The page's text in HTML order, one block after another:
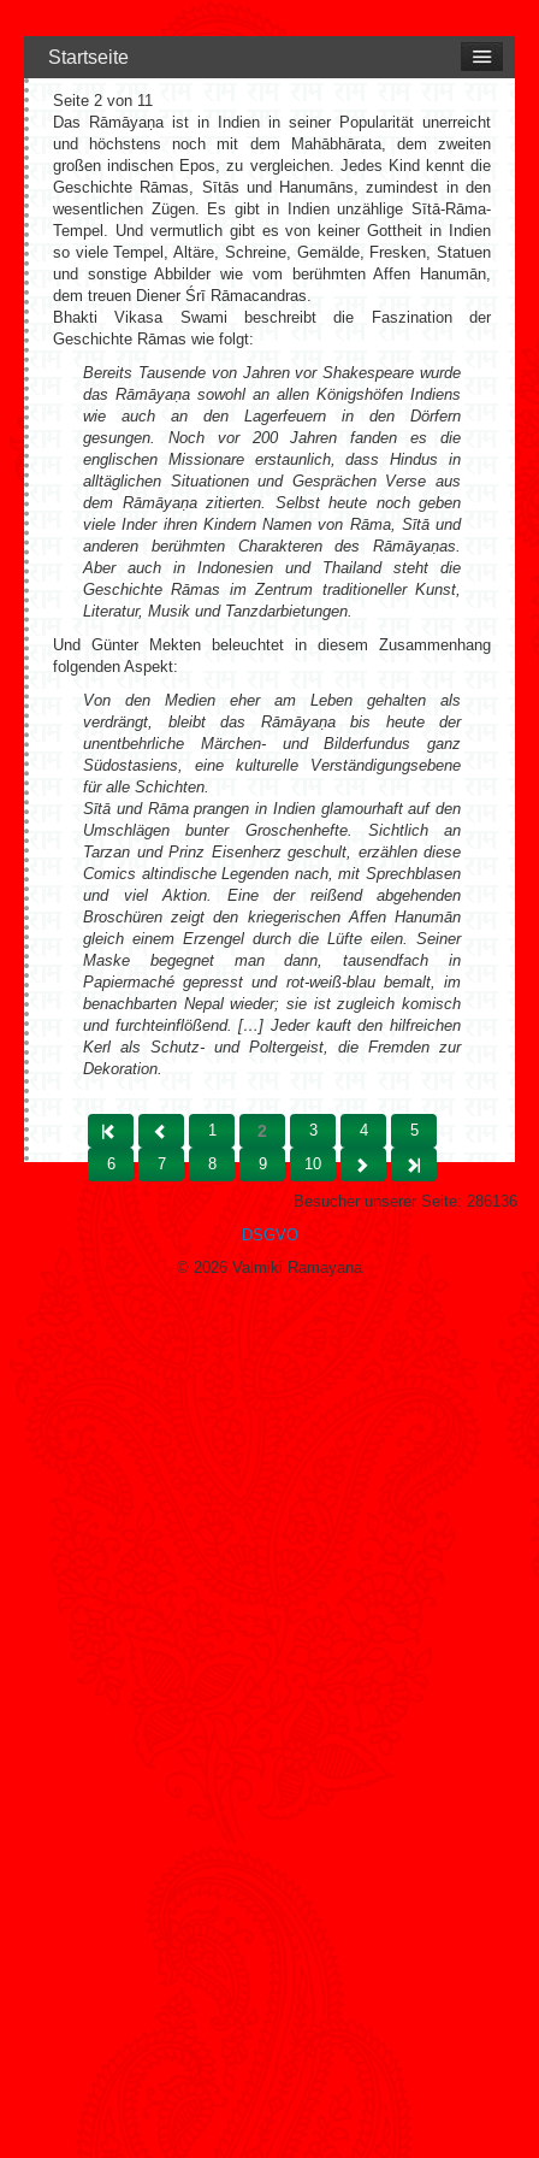
Startseite
Seite 2 von 11
Das Rāmāyaṇa ist in Indien in seiner Popularität unerreicht
und höchstens noch mit dem Mahābhārata, dem zweiten
großen indischen Epos, zu vergleichen. Jedes Kind kennt die
Geschichte Rāmas, Sītās und Hanumāns, zumindest in den
wesentlichen Zügen. Es gibt in Indien unzählige Sītā-Rāma-
Tempel. Und vermutlich gibt es von keiner Gottheit in Indien
so viele Tempel, Altäre, Schreine, Gemälde, Fresken, Statuen
und sonstige Abbilder wie vom berühmten Affen Hanumān,
dem treuen Diener Śrī Rāmacandras.
Bhakti Vikasa Swami beschreibt die Faszination der
Geschichte Rāmas wie folgt:
Bereits Tausende von Jahren vor Shakespeare wurde
das Rāmāyaṇa sowohl an allen Königshöfen Indiens
wie auch an den Lagerfeuern in den Dörfern
gesungen. Noch vor 200 Jahren fanden es die
englischen Missionare erstaunlich, dass Hindus in
alltäglichen Situationen und Gesprächen Verse aus
dem Rāmāyaṇa zitierten. Selbst heute noch geben
viele Inder ihren Kindern Namen von Rāma, Sītā und
anderen berühmten Charakteren des Rāmāyaṇas.
Aber auch in Indonesien und Thailand steht die
Geschichte Rāmas im Zentrum traditioneller Kunst,
Literatur, Musik und Tanzdarbietungen.
Und Günter Mekten beleuchtet in diesem Zusammenhang
folgenden Aspekt:
Von den Medien eher am Leben gehalten als
verdrängt, bleibt das Rāmā­yaṇa bis heute der
unentbehrliche Märchen- und Bilderfundus ganz
Südostasiens, eine kulturelle Verständigungsebene
für alle Schichten.
Sītā und Rāma prangen in Indien glamourhaft auf den
Umschlägen bunter Groschenhefte. Sichtlich an
Tarzan und Prinz Eisenherz geschult, erzählen diese
Comics altindische Legenden nach, mit Sprechblasen
und viel Aktion. Eine der reißend abgehenden
Broschüren zeigt den kriegerischen Affen Hanumān
gleich einem Erzengel durch die Lüfte eilen. Seiner
Maske begegnet man dann, tausendfach in
Papiermaché gepresst und rot-weiß-blau bemalt, im
benachbarten Nepal wieder; sie ist zugleich komisch
und furchteinflößend. […] Jeder kauft den hilfreichen
Kerl als Schutz- und Poltergeist, die Fremden zur
Dekoration.
Zurück
1 2 3 4
5
6
7 8 9 10 Weiter
Ende
Besucher unserer Seite: 286136
DSGVO
© 2026 Valmiki Ramayana